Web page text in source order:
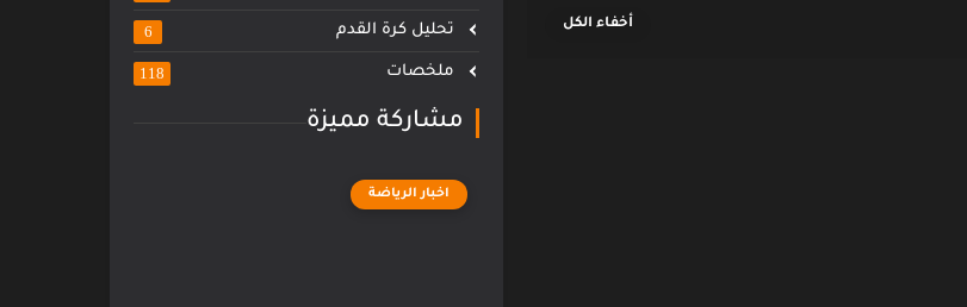
تحليل كرة القدم 6
ملخصات 118
مشاركة مميزة
اخبار الرياضة